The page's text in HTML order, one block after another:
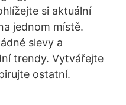
si aktuální
jednom místě.
slevy a
trendy. Vytvářejte
ostatní.